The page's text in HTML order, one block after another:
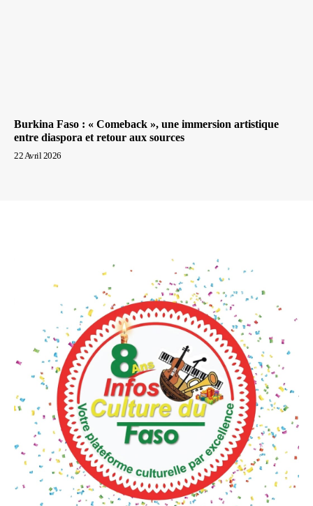
Burkina Faso : « Comeback », une immersion artistique
entre diaspora et retour aux sources
22 Avril 2026